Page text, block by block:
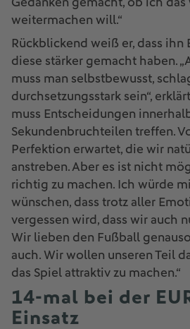
weitermachen will.“
Rückblickend weiß er, dass ihn
diese stärker gemacht haben.
muss man selbstbewusst,
durchsetzungsstark sein“,
muss Entscheidungen
Sekundenbruchteilen treffen.
Perfektion erwartet, die wir
anstreben. Aber es ist nicht
richtig zu machen. Ich würde
wünschen, dass trotz aller
vergessen wird, dass wir auch
Wir lieben den Fußball
auch. Wir wollen unseren Teil
das Spiel attraktiv zu machen.“
14-mal bei der
Einsatz